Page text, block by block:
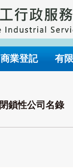
商業登記 有
閉鎖性公司名錄